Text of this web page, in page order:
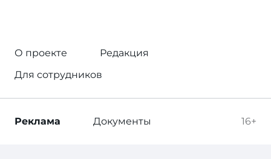
О проекте
Редакция
Для сотрудников
16+
Реклама Документы